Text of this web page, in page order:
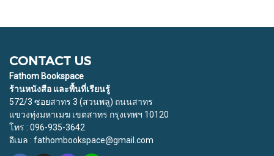
CONTACT US
Fathom Bookspace
ร้านหนังสือ และพื้นที่เรียนรู้
572/3 ซอยสาทร 3 (สวนพลู) ถนนสาทร
แขวงทุ่งมหาเมฆ เขตสาทร กรุงเทพฯ 10120
โทร : 096-935-3642
อีเมล : fathombookspace@gmail.com